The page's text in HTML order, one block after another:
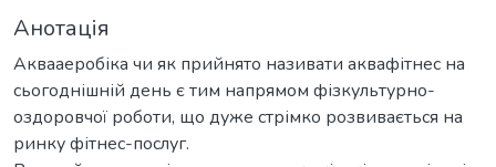
Анотація
Аквааеробіка чи як прийнято називати аквафітнес на
сьогоднішній день є тим напрямом фізкультурно-
оздоровчої роботи, що дуже стрімко розвивається на
ринку фітнес-послуг.